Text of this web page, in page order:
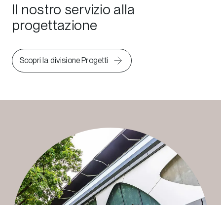
Il nostro servizio alla
progettazione
Scopri la divisione Progetti